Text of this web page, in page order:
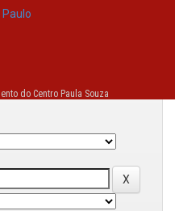
do Centro Paula Souza